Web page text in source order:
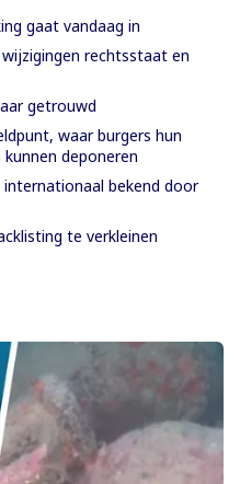
gaat vandaag in
rechtsstaat en
getrouwd
waar burgers hun
deponeren
bekend door
te verkleinen